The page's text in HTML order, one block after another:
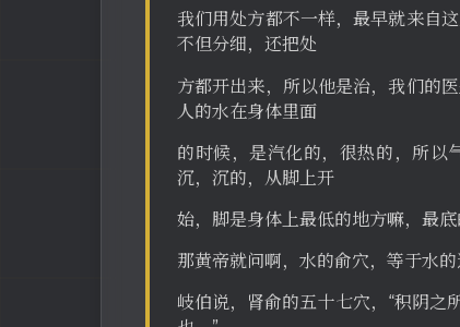
我们用处方都不一样，最早就来自
不但分细，还把处
方都开出来，所以他是治，我们的
人的水在身体里面
的时候，是汽化的，很热的，所以
沉，沉的，从脚上开
始，脚是身体上最低的地方嘛，最底
那黄帝就问啊，水的俞穴，等于水
岐伯说，肾俞的五十七穴，“积阴之